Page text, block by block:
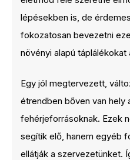
lépésekben is, de
fokozatosan bevezetni
növényi alapú táplálékokat
Egy jól megtervezett,
étrendben bőven van hely
fehérjeforrásoknak. Ezek
segítik elő, hanem egyéb
ellátják a szervezetünket.